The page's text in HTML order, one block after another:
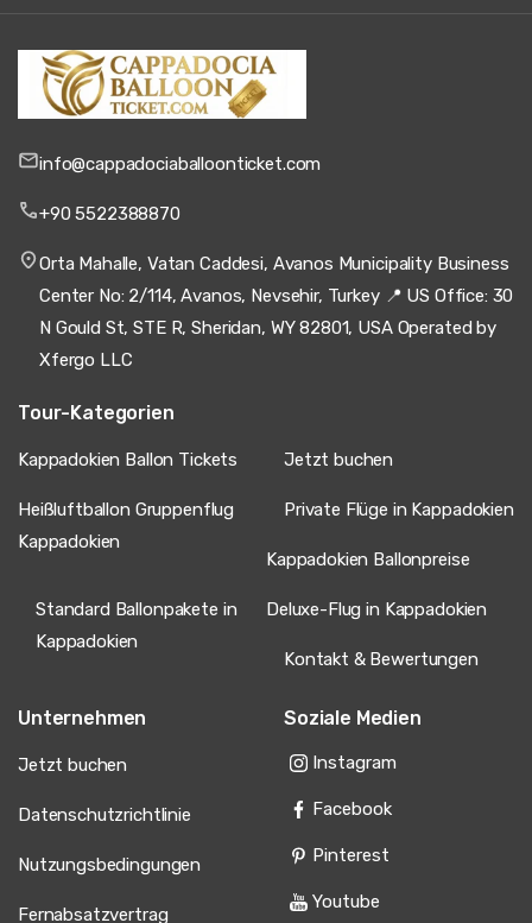
info@cappadociaballoonticket.com
+90 5522388870
Orta Mahalle, Vatan Caddesi, Avanos Municipality Business
Center No: 2/114, Avanos, Nevsehir, Turkey 📍 US Office: 30
N Gould St, STE R, Sheridan, WY 82801, USA Operated by
Xfergo LLC
Tour-Kategorien
Kappadokien Ballon Tickets Jetzt buchen
Heißluftballon Gruppenflug
Kappadokien
Private Flüge in Kappadokien
Kappadokien Ballonpreise
Standard Ballonpakete in
Kappadokien
Deluxe-Flug in Kappadokien
Kontakt & Bewertungen
Unternehmen
Jetzt buchen
Datenschutzrichtlinie
Nutzungsbedingungen
Fernabsatzvertrag
Soziale Medien
Instagram
Facebook
Pinterest
Youtube